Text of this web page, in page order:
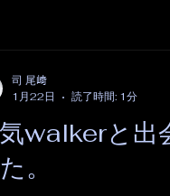
walkerと出
。
司 尾﨑
1月22日
読了時間: 1分